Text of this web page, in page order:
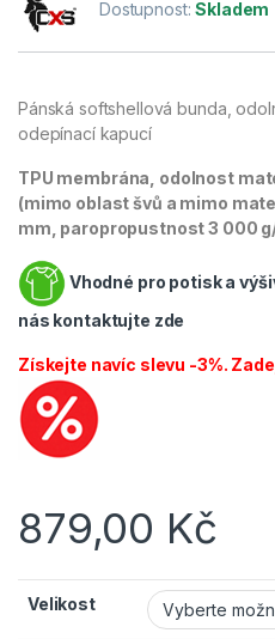
Dostupnost:Skladem
Pánská softshellová bunda,
odepínací kapucí
TPU membrána, odolnost
(mimo oblast švů a mimo
mm, paropropustnost 3 000
Vhodné pro potisk a
nás kontaktujte zde
Získejte navíc slevu -3%.
879,00 Kč
Velikost